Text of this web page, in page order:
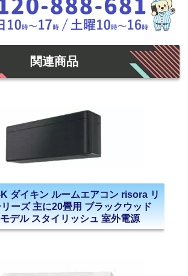
関連商品
ダイキン ルームエアコン risora リ
ーズ 主に20畳用 ブラックウッド
デル スタイリッシュ 室外電源